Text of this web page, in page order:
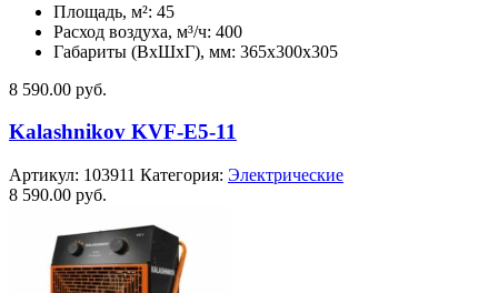
Площадь, м²: 45
Расход воздуха, м³/ч: 400
Габариты (ВхШхГ), мм: 365x300x305
8 590.00 руб.
Kalashnikov KVF-E5-11
Артикул: 103911 Категория: Электрические
8 590.00 руб.